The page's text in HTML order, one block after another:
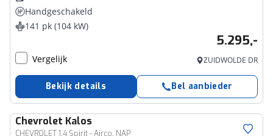
Handgeschakeld
141 pk (104 kW)
5.295,-
Vergelijk ZUIDWOLDE DR
Bekijk details Bel aanbieder
Chevrolet Kalos
CHEVROLET 1.4 Spirit - Airco, NAP